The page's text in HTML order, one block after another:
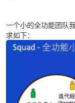
一个小的全功能团队
求如下：